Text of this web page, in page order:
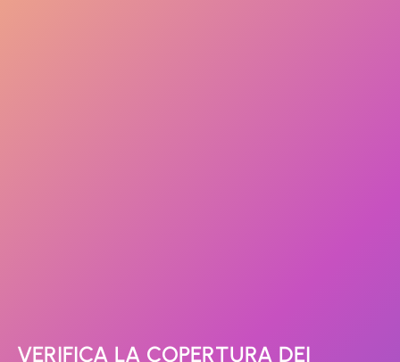
VERIFICA LA COPERTURA DEI